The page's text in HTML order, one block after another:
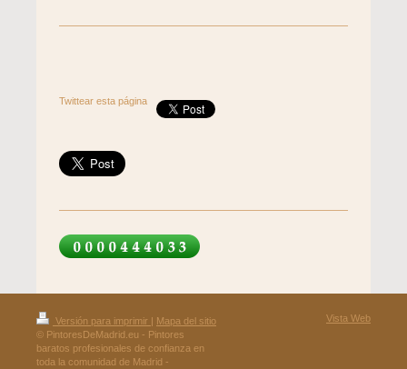
Twittear esta página
Versión para imprimir
Mapa del sitio
© PintoresDeMadrid.eu - Pintores
baratos profesionales de confianza en
toda la comunidad de Madrid -
Vista Web